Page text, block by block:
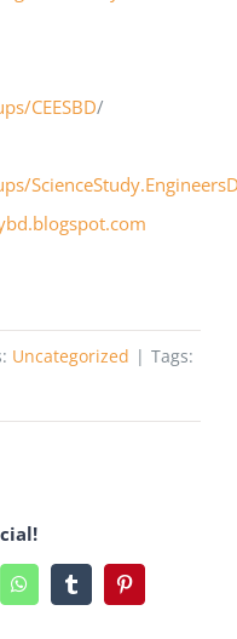
CEESBD/
Uncategorized | Tags:
WhatsAppTumblrPinterest